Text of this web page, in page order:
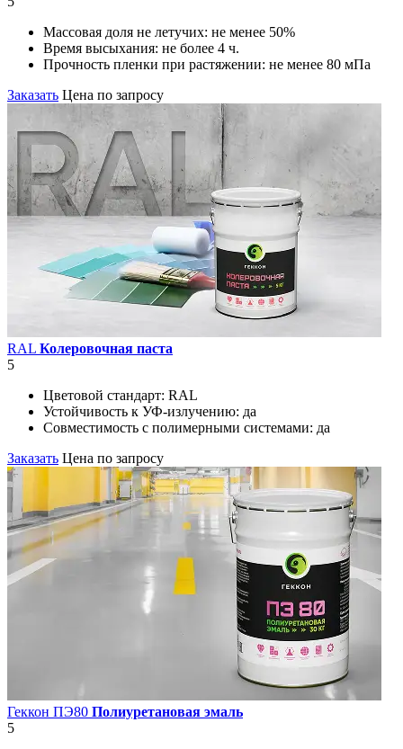
Массовая доля не летучих: не менее 50%
Время высыхания: не более 4 ч.
Прочность пленки при растяжении: не менее 80 мПа
Заказать Цена по запросу
RAL Колеровочная паста
5
Цветовой стандарт: RAL
Устойчивость к УФ-излучению: да
Совместимость с полимерными системами: да
Заказать Цена по запросу
Геккон ПЭ80 Полиуретановая эмаль
5